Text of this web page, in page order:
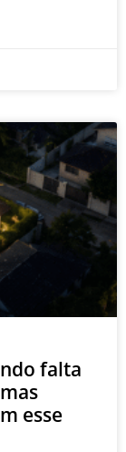
falta
esse